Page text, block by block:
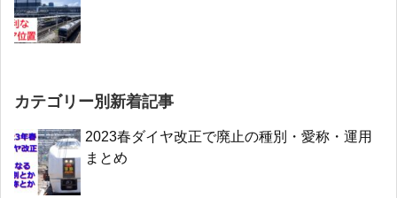
カテゴリー別新着記事
2023春ダイヤ改正で廃止の種別・愛称・運用
まとめ